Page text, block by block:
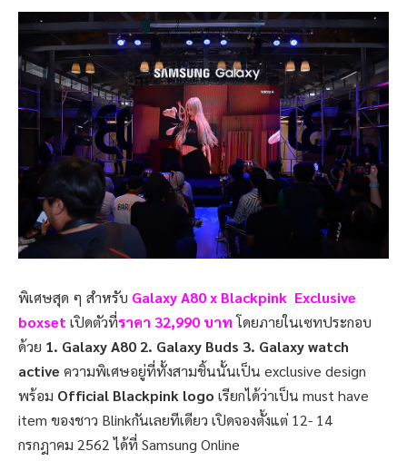
พิเศษสุด ๆ สำหรับ Galaxy A80 x Blackpink Exclusive
boxset เปิดตัวที่ราคา 32,990 บาทโดยภายในเซทประกอบ
ด้วย 1. Galaxy A80 2. Galaxy Buds 3. Galaxy watch
active ความพิเศษอยู่ที่ทั้งสามชิ้นนั้นเป็น exclusive design
พร้อม Official Blackpink logo เรียกได้ว่าเป็น must have
item ของชาว Blinkกันเลยทีเดียว เปิดจองตั้งแต่ 12- 14
กรกฎาคม 2562ได้ที่ Samsung Online